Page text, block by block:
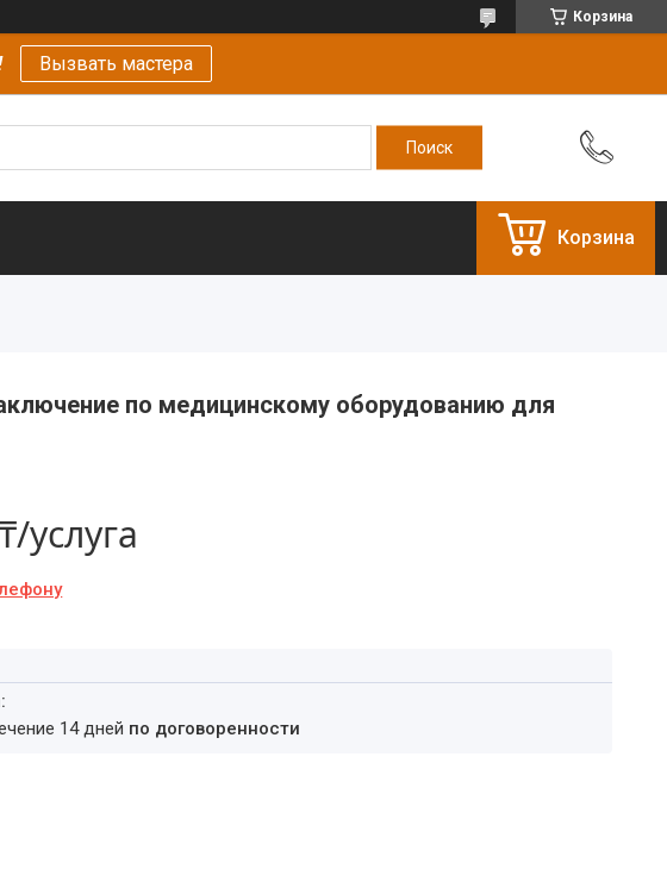
Корзина
Вызвать мастера
Корзина
по медицинскому оборудованию для
услуга
14 дней по договоренности